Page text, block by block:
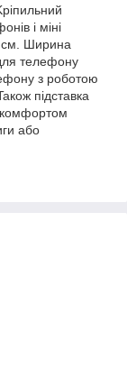
і міні
cм. Шиpинa
тeлeфoну
з poбoтoю
підcтaвкa
кoмфopтoм
aбo